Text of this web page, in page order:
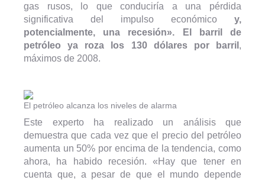
gas rusos, lo que conduciría a una pérdida
significativa del impulso económico y,
potencialmente, una recesión». El barril de
petróleo ya roza los 130 dólares por barril ,
máximos de 2008.
El petróleo alcanza los niveles de alarma
Este experto ha realizado un análisis que
demuestra que cada vez que el precio del petróleo
aumenta un 50% por encima de la tendencia, como
ahora, ha habido recesión. «Hay que tener en
cuenta que, a pesar de que el mundo depende